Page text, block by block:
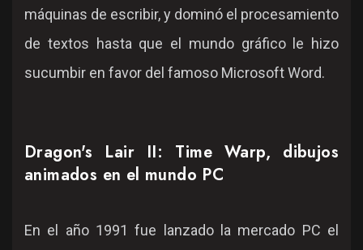
máquinas de escribir, y dominó el procesamiento
de textos hasta que el mundo gráfico le hizo
sucumbir en favor del famoso Microsoft Word.
Dragon's Lair II: Time Warp, dibujos
animados en el mundo PC
En el año 1991 fue lanzado la mercado PC el